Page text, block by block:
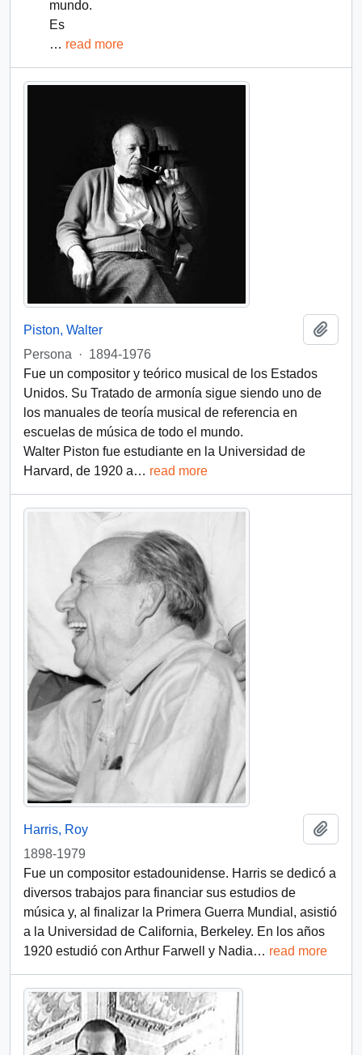
mundo.
Es
… read more
Piston, Walter
Persona
· 1894-1976
Fue un compositor y teórico musical de los Estados
Unidos. Su Tratado de armonía sigue siendo uno de
los manuales de teoría musical de referencia en
escuelas de música de todo el mundo.
Walter Piston fue estudiante en la Universidad de
Harvard, de 1920 a… read more
Harris, Roy
1898-1979
Fue un compositor estadounidense. Harris se dedicó a
diversos trabajos para financiar sus estudios de
música y, al finalizar la Primera Guerra Mundial, asistió
a la Universidad de California, Berkeley. En los años
1920 estudió con Arthur Farwell y Nadia… read more